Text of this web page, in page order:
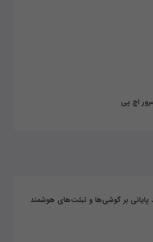
اچ پی
پایانی بر گوشی‌ها و تبلت‌های هوشمند